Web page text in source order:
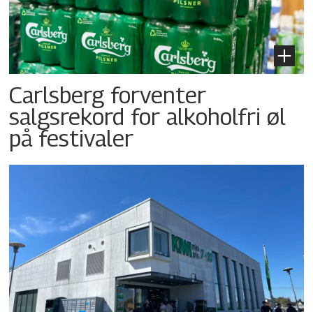
Carlsberg forventer
salgsrekord for alkoholfri øl
på festivaler